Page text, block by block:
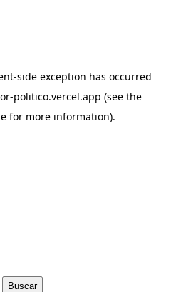
Buscar